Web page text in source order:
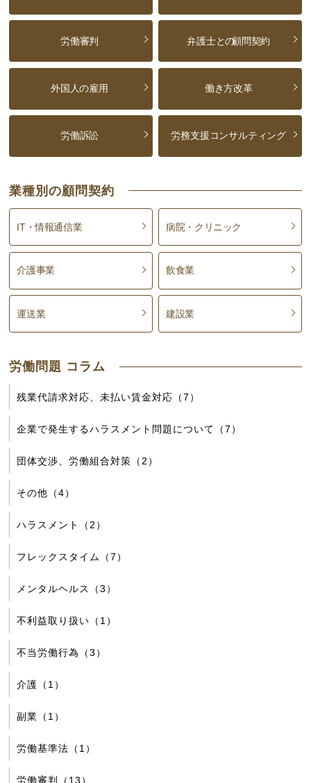
労働審判 弁護士との顧問契約
外国人の雇用 働き方改革
労働訴訟 労務支援コンサルティング
業種別の顧問契約
IT・情報通信業 病院・クリニック
介護事業 飲食業
運送業 建設業
労働問題 コラム
残業代請求対応、未払い賃金対応（7）
企業で発生するハラスメント問題について（7）
団体交渉、労働組合対策（2）
その他（4）
ハラスメント（2）
フレックスタイム（7）
メンタルヘルス（3）
不利益取り扱い（1）
不当労働行為（3）
介護（1）
副業（1）
労働基準法（1）
労働審判（13）